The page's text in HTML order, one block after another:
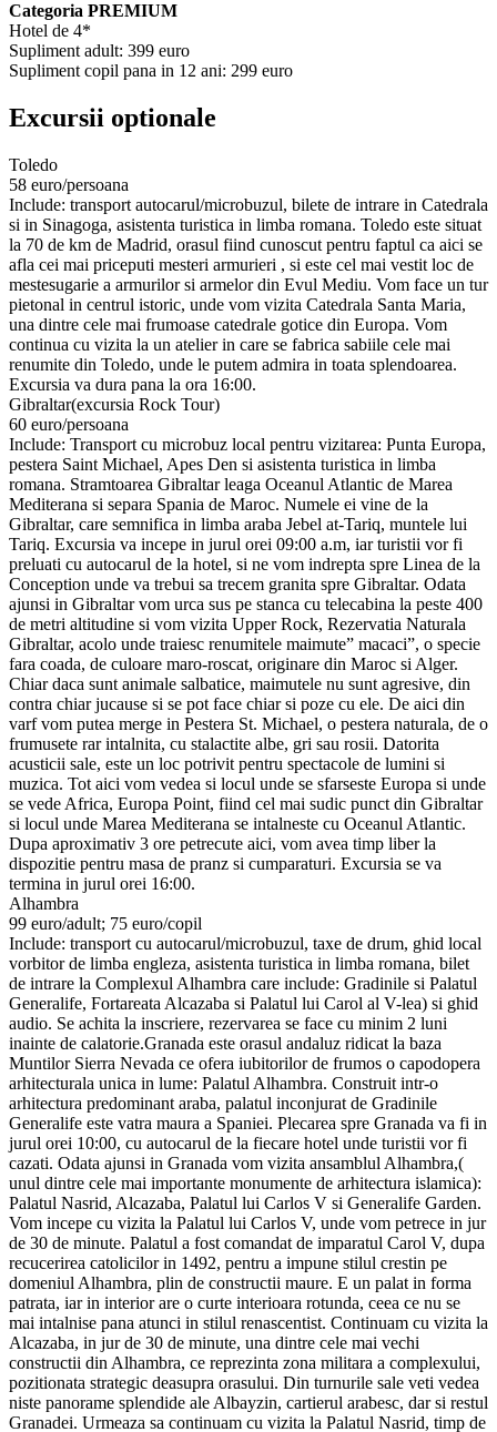
Categoria PREMIUM
Hotel de 4*
Supliment adult: 399 euro
Supliment copil pana in 12 ani: 299 euro
Excursii optionale
Toledo
58 euro/persoana
Include: transport autocarul/microbuzul, bilete de intrare in Catedrala
si in Sinagoga, asistenta turistica in limba romana. Toledo este situat
la 70 de km de Madrid, orasul fiind cunoscut pentru faptul ca aici se
afla cei mai priceputi mesteri armurieri , si este cel mai vestit loc de
mestesugarie a armurilor si armelor din Evul Mediu. Vom face un tur
pietonal in centrul istoric, unde vom vizita Catedrala Santa Maria,
una dintre cele mai frumoase catedrale gotice din Europa. Vom
continua cu vizita la un atelier in care se fabrica sabiile cele mai
renumite din Toledo, unde le putem admira in toata splendoarea.
Excursia va dura pana la ora 16:00.
Gibraltar(excursia Rock Tour)
60 euro/persoana
Include: Transport cu microbuz local pentru vizitarea: Punta Europa,
pestera Saint Michael, Apes Den si asistenta turistica in limba
romana. Stramtoarea Gibraltar leaga Oceanul Atlantic de Marea
Mediterana si separa Spania de Maroc. Numele ei vine de la
Gibraltar, care semnifica in limba araba Jebel at-Tariq, muntele lui
Tariq. Excursia va incepe in jurul orei 09:00 a.m, iar turistii vor fi
preluati cu autocarul de la hotel, si ne vom indrepta spre Linea de la
Conception unde va trebui sa trecem granita spre Gibraltar. Odata
ajunsi in Gibraltar vom urca sus pe stanca cu telecabina la peste 400
de metri altitudine si vom vizita Upper Rock, Rezervatia Naturala
Gibraltar, acolo unde traiesc renumitele maimute” macaci”, o specie
fara coada, de culoare maro-roscat, originare din Maroc si Alger.
Chiar daca sunt animale salbatice, maimutele nu sunt agresive, din
contra chiar jucause si se pot face chiar si poze cu ele. De aici din
varf vom putea merge in Pestera St. Michael, o pestera naturala, de o
frumusete rar intalnita, cu stalactite albe, gri sau rosii. Datorita
acusticii sale, este un loc potrivit pentru spectacole de lumini si
muzica. Tot aici vom vedea si locul unde se sfarseste Europa si unde
se vede Africa, Europa Point, fiind cel mai sudic punct din Gibraltar
si locul unde Marea Mediterana se intalneste cu Oceanul Atlantic.
Dupa aproximativ 3 ore petrecute aici, vom avea timp liber la
dispozitie pentru masa de pranz si cumparaturi. Excursia se va
termina in jurul orei 16:00.
Alhambra
99 euro/adult; 75 euro/copil
Include: transport cu autocarul/microbuzul, taxe de drum, ghid local
vorbitor de limba engleza, asistenta turistica in limba romana, bilet
de intrare la Complexul Alhambra care include: Gradinile si Palatul
Generalife, Fortareata Alcazaba si Palatul lui Carol al V-lea) si ghid
audio. Se achita la inscriere, rezervarea se face cu minim 2 luni
inainte de calatorie.Granada este orasul andaluz ridicat la baza
Muntilor Sierra Nevada ce ofera iubitorilor de frumos o capodopera
arhitecturala unica in lume: Palatul Alhambra. Construit intr-o
arhitectura predominant araba, palatul inconjurat de Gradinile
Generalife este vatra maura a Spaniei. Plecarea spre Granada va fi in
jurul orei 10:00, cu autocarul de la fiecare hotel unde turistii vor fi
cazati. Odata ajunsi in Granada vom vizita ansamblul Alhambra,(
unul dintre cele mai importante monumente de arhitectura islamica):
Palatul Nasrid, Alcazaba, Palatul lui Carlos V si Generalife Garden.
Vom incepe cu vizita la Palatul lui Carlos V, unde vom petrece in jur
de 30 de minute. Palatul a fost comandat de imparatul Carol V, dupa
recucerirea catolicilor in 1492, pentru a impune stilul crestin pe
domeniul Alhambra, plin de constructii maure. E un palat in forma
patrata, iar in interior are o curte interioara rotunda, ceea ce nu se
mai intalnise pana atunci in stilul renascentist. Continuam cu vizita la
Alcazaba, in jur de 30 de minute, una dintre cele mai vechi
constructii din Alhambra, ce reprezinta zona militara a complexului,
pozitionata strategic deasupra orasului. Din turnurile sale veti vedea
niste panorame splendide ale Albayzin, cartierul arabesc, dar si restul
Granadei. Urmeaza sa continuam cu vizita la Palatul Nasrid, timp de